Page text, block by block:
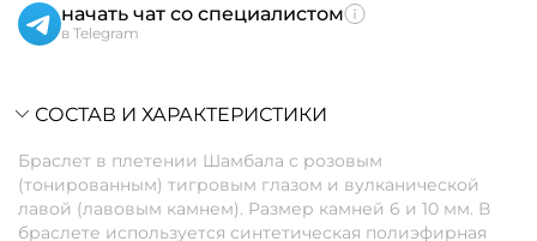
начать чат со специалистом
в Telegram
СОСТАВ И ХАРАКТЕРИСТИКИ
Браслет в плетении Шамбала с розовым
(тонированным) тигровым глазом и вулканической
лавой (лавовым камнем). Размер камней 6 и 10 мм. В
браслете используется синтетическая полиэфирная